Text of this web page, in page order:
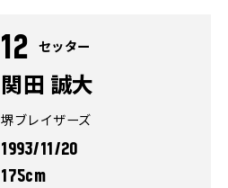
12 セッター
関田 誠大
堺ブレイザーズ
1993/11/20
175cm